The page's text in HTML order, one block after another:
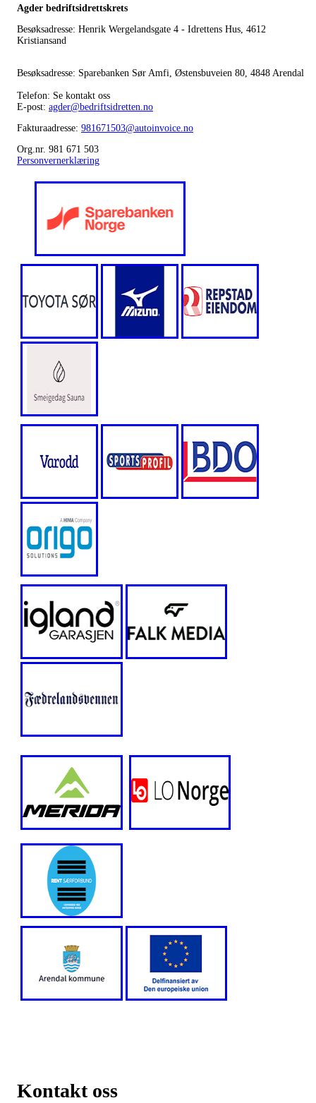
Agder bedriftsidrettskrets
Besøksadresse: Henrik Wergelandsgate 4 - Idrettens Hus, 4612
Kristiansand
Besøksadresse: Sparebanken Sør Amfi, Østensbuveien 80, 4848 Arendal
Telefon: Se kontakt oss
E-post: agder@bedriftsidretten.no
Fakturaadresse: 981671503@autoinvoice.no
Org.nr. 981 671 503
Personvernerklæring
Kontakt oss